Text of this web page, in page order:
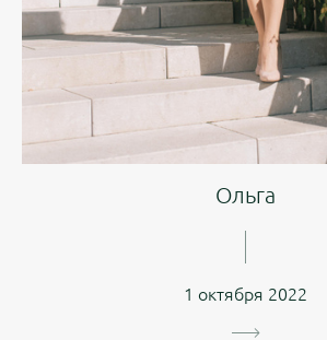
Ольга
1 октября 2022